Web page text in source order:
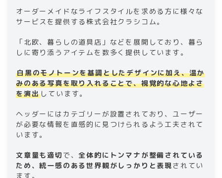
オーダーメイドなライフスタイルを求める方に様々な
サービスを提供する株式会社クラシコム。
「北欧、暮らしの道具店」などを展開しており、暮ら
しに寄り添うアイテムを数多く提供しています。
白黒のモノトーンを基調としたデザインに加え、温か
みのある写真を取り入れることで、視覚的な心地よさ
を演出 しています。
ヘッダーにはカテゴリーが設置されており、ユーザー
が必要な情報を直感的に見つけられるよう工夫されて
います。
文章量も適切 で、全体的にトンマナが整備されている
ため、統一感のある世界観がしっかりと表現されてい
ます。